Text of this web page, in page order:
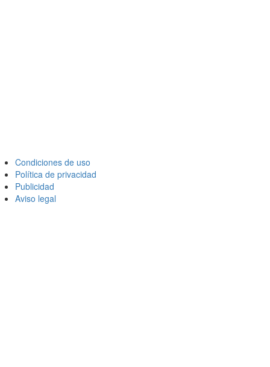
Condiciones de uso
Política de privacidad
Publicidad
Aviso legal